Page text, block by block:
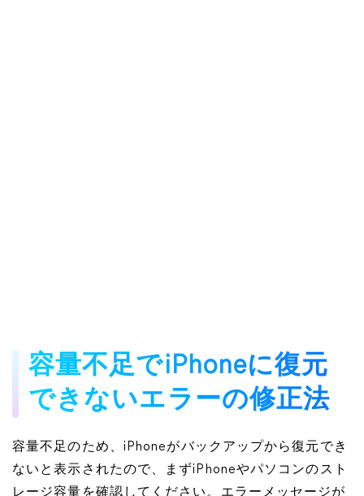
容量不足でiPhoneに復元
できないエラーの修正法
容量不足のため、iPhoneがバックアップから復元でき
ないと表示されたので、まずiPhoneやパソコンのスト
レージ容量を確認してください。エラーメッセージが